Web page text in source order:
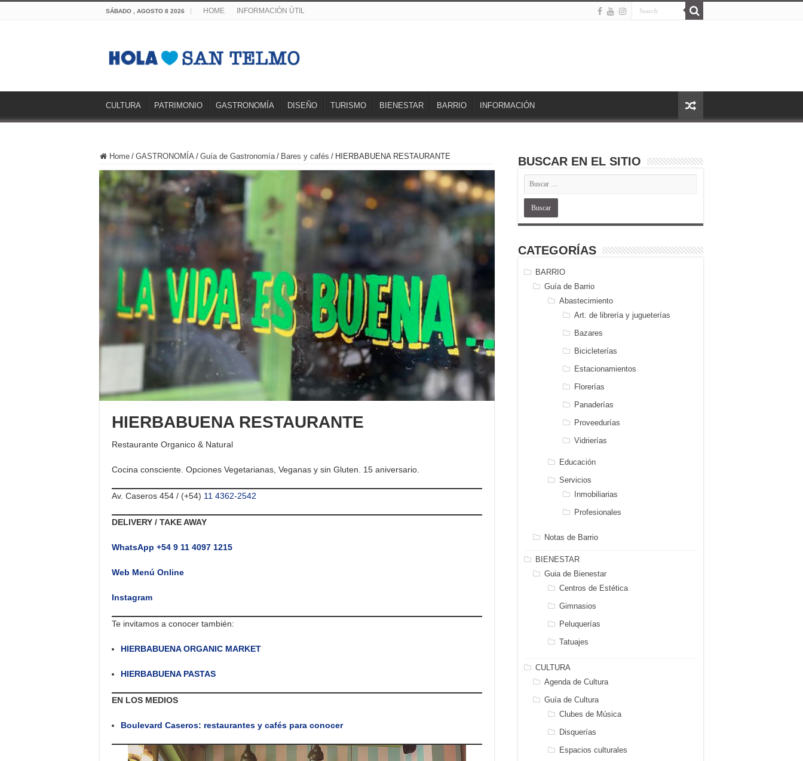
SÁBADO , AGOSTO 8 2026 HOME INFORMACIÓN ÚTIL
CULTURA PATRIMONIO GASTRONOMÍA DISEÑO TURISMO BIENESTAR BARRIO INFORMACIÓN
Home / GASTRONOMÍA / Guía de Gastronomía / Bares y cafés / HIERBABUENA RESTAURANTE
HIERBABUENA RESTAURANTE
Restaurante Organico & Natural
Cocina consciente. Opciones Vegetarianas, Veganas y sin Gluten. 15 aniversario.
Av. Caseros 454 / (+54) 11 4362-2542
DELIVERY / TAKE AWAY
WhatsApp +54 9 11 4097 1215
Web Menú Online
Instagram
Te invitamos a conocer también:
HIERBABUENA ORGANIC MARKET
HIERBABUENA PASTAS
EN LOS MEDIOS
Boulevard Caseros: restaurantes y cafés para conocer
BUSCAR EN EL SITIO
CATEGORÍAS
BARRIO
Guía de Barrio
Abastecimiento
Art. de librería y jugueterías
Bazares
Bicicleterías
Estacionamientos
Florerías
Panaderías
Proveedurías
Vidrierías
Educación
Servicios
Inmobiliarias
Profesionales
Notas de Barrio
BIENESTAR
Guia de Bienestar
Centros de Estética
Gimnasios
Peluquerías
Tatuajes
CULTURA
Agenda de Cultura
Guía de Cultura
Clubes de Música
Disquerías
Espacios culturales